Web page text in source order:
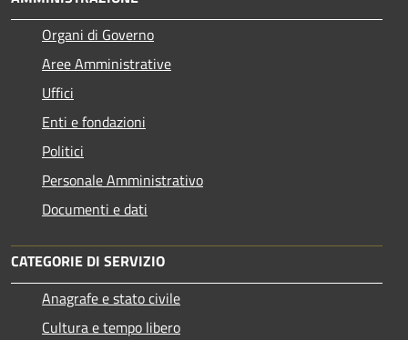
Organi di Governo
Aree Amministrative
Uffici
Enti e fondazioni
Politici
Personale Amministrativo
Documenti e dati
CATEGORIE DI SERVIZIO
Anagrafe e stato civile
Cultura e tempo libero